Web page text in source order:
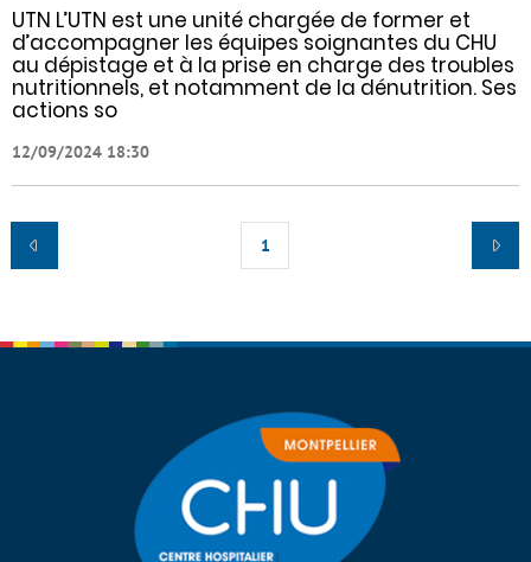
UTN L’UTN est une unité chargée de former et
d’accompagner les équipes soignantes du CHU
au dépistage et à la prise en charge des troubles
nutritionnels, et notamment de la dénutrition. Ses
actions so
12/09/2024 18:30
1